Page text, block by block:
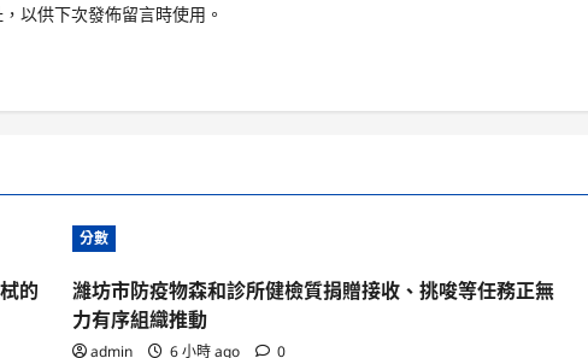
以供下次發佈留言時使用。
的
分數
濰坊市防疫物森和診所健檢質捐贈接收、挑唆等任務正無
力有序組織推動
admin 6 小時 ago 0